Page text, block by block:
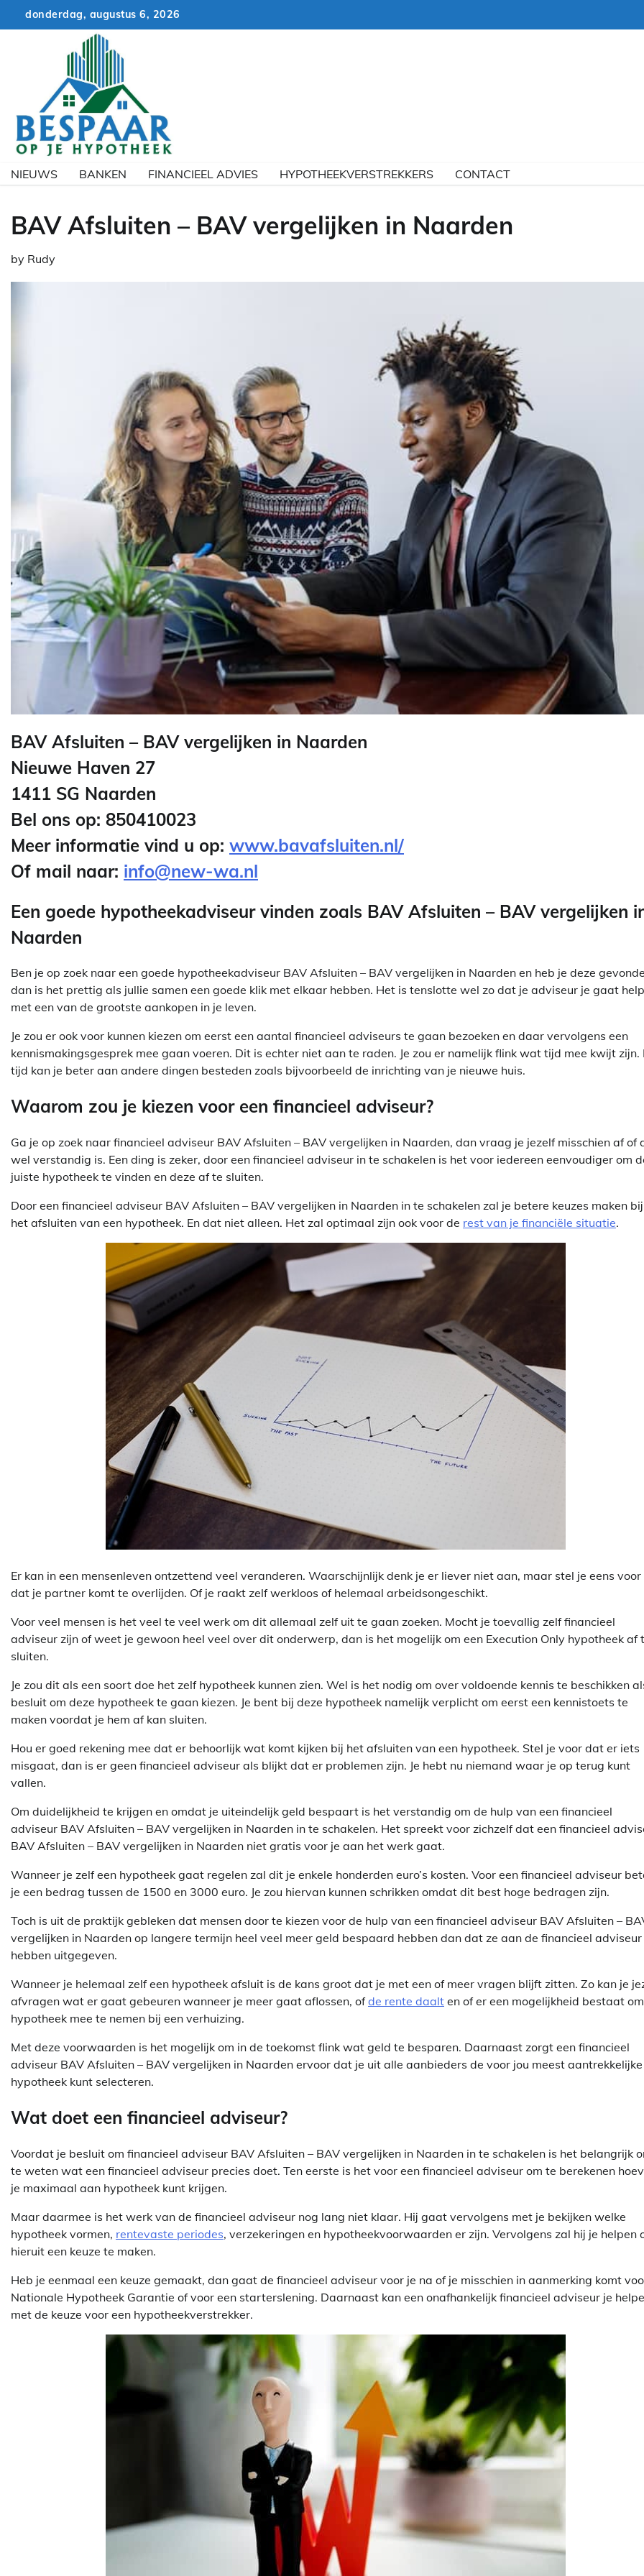
donderdag, augustus 6, 2026
NIEUWS BANKEN FINANCIEEL ADVIES HYPOTHEEKVERSTREKKERS CONTACT
BAV Afsluiten – BAV vergelijken in Naarden
by Rudy
BAV Afsluiten – BAV vergelijken in Naarden
Nieuwe Haven 27
1411 SG Naarden
Bel ons op: 850410023
Meer informatie vind u op: www.bavafsluiten.nl/
Of mail naar: info@new-wa.nl
Een goede hypotheekadviseur vinden zoals BAV Afsluiten – BAV vergelijken
Naarden
Ben je op zoek naar een goede hypotheekadviseur BAV Afsluiten – BAV vergelijken in Naarden en heb je deze
dan is het prettig als jullie samen een goede klik met elkaar hebben. Het is tenslotte wel zo dat je adviseur je gaat
met een van de grootste aankopen in je leven.
Je zou er ook voor kunnen kiezen om eerst een aantal financieel adviseurs te gaan bezoeken en daar vervolgens een
kennismakingsgesprek mee gaan voeren. Dit is echter niet aan te raden. Je zou er namelijk flink wat tijd mee kwijt zijn.
tijd kan je beter aan andere dingen besteden zoals bijvoorbeeld de inrichting van je nieuwe huis.
Waarom zou je kiezen voor een financieel adviseur?
Ga je op zoek naar financieel adviseur BAV Afsluiten – BAV vergelijken in Naarden, dan vraag je jezelf misschien af of
wel verstandig is. Een ding is zeker, door een financieel adviseur in te schakelen is het voor iedereen eenvoudiger om
juiste hypotheek te vinden en deze af te sluiten.
Door een financieel adviseur BAV Afsluiten – BAV vergelijken in Naarden in te schakelen zal je betere keuzes maken bij
het afsluiten van een hypotheek. En dat niet alleen. Het zal optimaal zijn ook voor de rest van je financiële situatie.
Er kan in een mensenleven ontzettend veel veranderen. Waarschijnlijk denk je er liever niet aan, maar stel je eens voor
dat je partner komt te overlijden. Of je raakt zelf werkloos of helemaal arbeidsongeschikt.
Voor veel mensen is het veel te veel werk om dit allemaal zelf uit te gaan zoeken. Mocht je toevallig zelf financieel
adviseur zijn of weet je gewoon heel veel over dit onderwerp, dan is het mogelijk om een Execution Only hypotheek af
sluiten.
Je zou dit als een soort doe het zelf hypotheek kunnen zien. Wel is het nodig om over voldoende kennis te beschikken
besluit om deze hypotheek te gaan kiezen. Je bent bij deze hypotheek namelijk verplicht om eerst een kennistoets te
maken voordat je hem af kan sluiten.
Hou er goed rekening mee dat er behoorlijk wat komt kijken bij het afsluiten van een hypotheek. Stel je voor dat er iets
misgaat, dan is er geen financieel adviseur als blijkt dat er problemen zijn. Je hebt nu niemand waar je op terug kunt
vallen.
Om duidelijkheid te krijgen en omdat je uiteindelijk geld bespaart is het verstandig om de hulp van een financieel
adviseur BAV Afsluiten – BAV vergelijken in Naarden in te schakelen. Het spreekt voor zichzelf dat een financieel
BAV Afsluiten – BAV vergelijken in Naarden niet gratis voor je aan het werk gaat.
Wanneer je zelf een hypotheek gaat regelen zal dit je enkele honderden euro’s kosten. Voor een financieel adviseur
je een bedrag tussen de 1500 en 3000 euro. Je zou hiervan kunnen schrikken omdat dit best hoge bedragen zijn.
Toch is uit de praktijk gebleken dat mensen door te kiezen voor de hulp van een financieel adviseur BAV Afsluiten –
vergelijken in Naarden op langere termijn heel veel meer geld bespaard hebben dan dat ze aan de financieel adviseur
hebben uitgegeven.
Wanneer je helemaal zelf een hypotheek afsluit is de kans groot dat je met een of meer vragen blijft zitten. Zo kan je
afvragen wat er gaat gebeuren wanneer je meer gaat aflossen, ofde rente daalt en of er een mogelijkheid bestaat
hypotheek mee te nemen bij een verhuizing.
Met deze voorwaarden is het mogelijk om in de toekomst flink wat geld te besparen. Daarnaast zorgt een financieel
adviseur BAV Afsluiten – BAV vergelijken in Naarden ervoor dat je uit alle aanbieders de voor jou meest aantrekkelijke
hypotheek kunt selecteren.
Wat doet een financieel adviseur?
Voordat je besluit om financieel adviseur BAV Afsluiten – BAV vergelijken in Naarden in te schakelen is het belangrijk
te weten wat een financieel adviseur precies doet. Ten eerste is het voor een financieel adviseur om te berekenen
je maximaal aan hypotheek kunt krijgen.
Maar daarmee is het werk van de financieel adviseur nog lang niet klaar. Hij gaat vervolgens met je bekijken welke
hypotheek vormen, rentevaste periodes, verzekeringen en hypotheekvoorwaarden er zijn. Vervolgens zal hij je helpen
hieruit een keuze te maken.
Heb je eenmaal een keuze gemaakt, dan gaat de financieel adviseur voor je na of je misschien in aanmerking komt
Nationale Hypotheek Garantie of voor een starterslening. Daarnaast kan een onafhankelijk financieel adviseur je
met de keuze voor een hypotheekverstrekker.